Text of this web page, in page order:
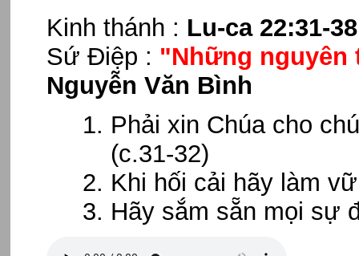
Kinh thánh : Lu-ca 22:31-38
Sứ Điệp : "Những nguyên
Nguyễn Văn Bình
Phải xin Chúa cho
(c.31-32)
Khi hối cải hãy làm
Hãy sắm sẵn mọi sự